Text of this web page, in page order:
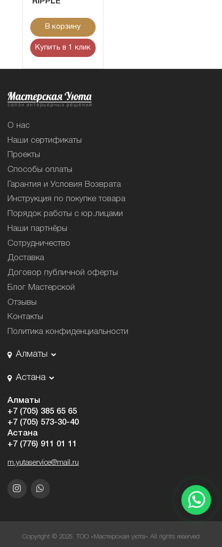
RIPPLE
В корзину
Купить в 1 клик
О нас
Наши сертификаты
Проекты
Способы оплаты
Гарантия и Условия Возврата
Инструкция по покупке товара
Порядок работы с юр.лицами
Наши партнёры
Сотрудничество
Доставка
Договор публичной оферты
Блог Мастерской
Отзывы
Контакты
Политика конфиденциальности
Алматы
Астана
Алматы
+7 (705) 385 65 65
+7 (705) 573-30-40
Астана
+7 (776) 911 01 11
m.yutaservice@mail.ru
Copyright © 2025. ТОО «Мастерская уюта» All rights reserved